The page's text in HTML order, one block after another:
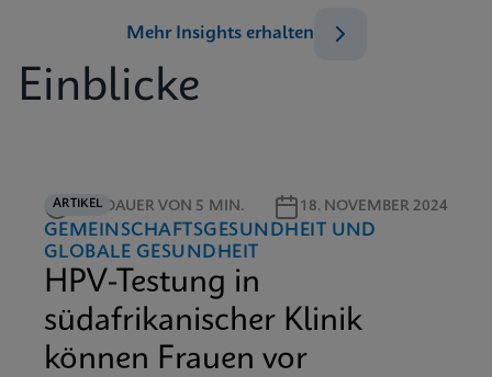
Einblicke
Mehr Insights erhalten
ARTIKEL
LESEDAUER VON 5 MIN. 18. NOVEMBER 2024
GEMEINSCHAFTSGESUNDHEIT UND
GLOBALE GESUNDHEIT
HPV-Testung in
südafrikanischer Klinik
können Frauen vor